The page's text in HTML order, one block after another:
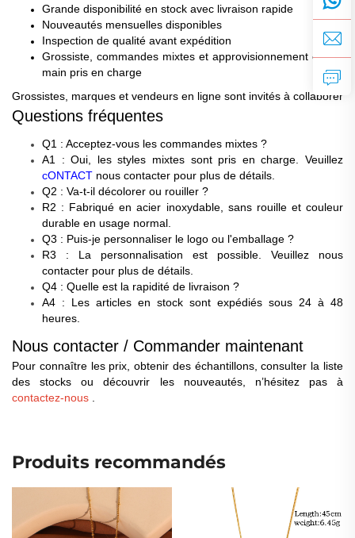
Grande disponibilité en stock avec livraison rapide
Nouveautés mensuelles disponibles
Inspection de qualité avant expédition
Grossiste, commandes mixtes et approvisionnement clé en
main pris en charge
Grossistes, marques et vendeurs en ligne sont invités à collaborer
Questions fréquentes
Q1 : Acceptez-vous les commandes mixtes ?
A1 : Oui, les styles mixtes sont pris en charge. Veuillez
cONTACT nous contacter pour plus de détails.
Q2 : Va-t-il décolorer ou rouiller ?
R2 : Fabriqué en acier inoxydable, sans rouille et couleur
durable en usage normal.
Q3 : Puis-je personnaliser le logo ou l'emballage ?
R3 : La personnalisation est possible. Veuillez nous
contacter pour plus de détails.
Q4 : Quelle est la rapidité de livraison ?
A4 : Les articles en stock sont expédiés sous 24 à 48
heures.
Nous contacter / Commander maintenant
Pour connaître les prix, obtenir des échantillons, consulter la liste
des stocks ou découvrir les nouveautés, n’hésitez pas à
contactez-nous
Produits recommandés